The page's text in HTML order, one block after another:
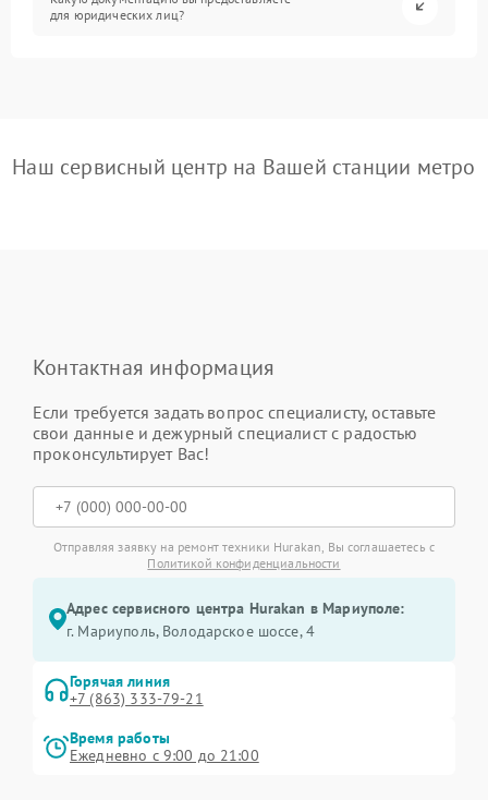
для юридических лиц?
Наш сервисный центр на Вашей станции метро
Контактная информация
Если требуется задать вопрос специалисту, оставьте
свои данные и дежурный специалист с радостью
проконсультирует Вас!
Отправляя заявку на ремонт техники Hurakan, Вы соглашаетесь с
Политикой конфиденциальности
Адрес сервисного центра Hurakan в Мариуполе:
г. Мариуполь, Володарское шоссе, 4
Горячая линия
+7 (863) 333-79-21
Время работы
Ежедневно с 9:00 до 21:00